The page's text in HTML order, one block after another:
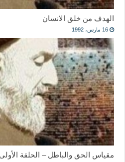
الهدف من خلق الانسان
16 مارس، 1992
مقياس الحق والباطل – الحلقة الأولى